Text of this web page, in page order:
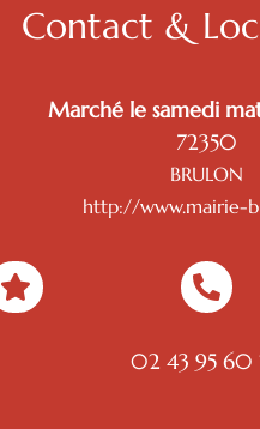
Contact &
Marché le samedi
72350
BRULON
http://www.mairie-
 
02 43 95 60